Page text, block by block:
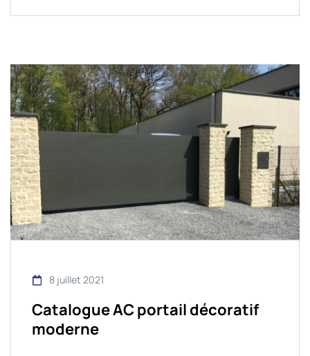
8 juillet 2021
Catalogue AC portail décoratif
moderne